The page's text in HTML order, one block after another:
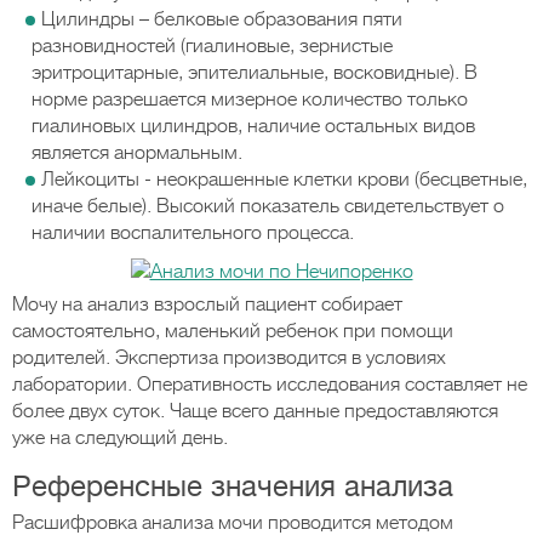
Цилиндры – белковые образования пяти
разновидностей (гиалиновые, зернистые
эритроцитарные, эпителиальные, восковидные). В
норме разрешается мизерное количество только
гиалиновых цилиндров, наличие остальных видов
является анормальным.
Лейкоциты - неокрашенные клетки крови (бесцветные,
иначе белые). Высокий показатель свидетельствует о
наличии воспалительного процесса.
Мочу на анализ взрослый пациент собирает
самостоятельно, маленький ребенок при помощи
родителей. Экспертиза производится в условиях
лаборатории. Оперативность исследования составляет не
более двух суток. Чаще всего данные предоставляются
уже на следующий день.
Референсные значения анализа
Расшифровка анализа мочи проводится методом